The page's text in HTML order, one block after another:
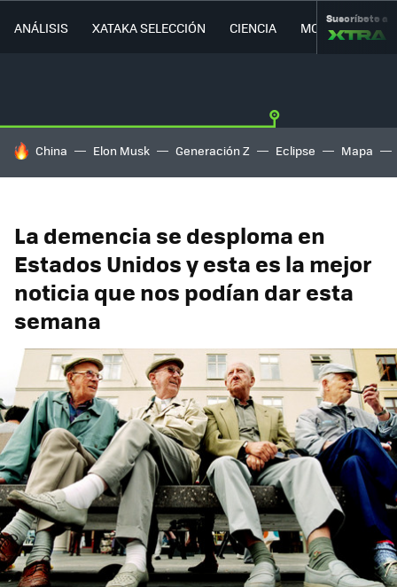
ANÁLISIS XATAKA SELECCIÓN CIENCIA MOVILIDAD
Suscríbete a
HOY SE HABLA DE
China Elon Musk Generación Z Eclipse Mapa
La demencia se desploma en
Estados Unidos y esta es la mejor
noticia que nos podían dar esta
semana